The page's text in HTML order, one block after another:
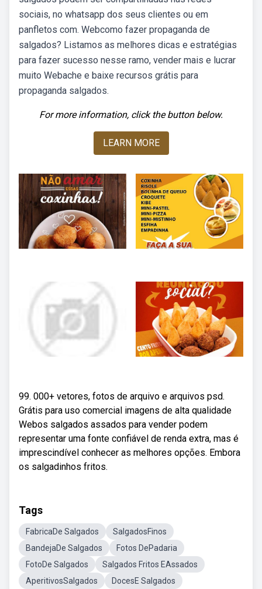
sociais, no whatsapp dos seus clientes ou em
panfletos com. Webcomo fazer propaganda de
salgados? Listamos as melhores dicas e estratégias
para fazer sucesso nesse ramo, vender mais e lucrar
muito Webache e baixe recursos grátis para
propaganda salgados.
For more information, click the button below.
LEARN MORE
99. 000+ vetores, fotos de arquivo e arquivos psd.
Grátis para uso comercial imagens de alta qualidade
Webos salgados assados para vender podem
representar uma fonte confiável de renda extra, mas é
imprescindível conhecer as melhores opções. Embora
os salgadinhos fritos.
Tags
FabricaDe Salgados
SalgadosFinos
BandejaDe Salgados
Fotos DePadaria
FotoDe Salgados
Salgados Fritos EAssados
AperitivosSalgados
DocesE Salgados